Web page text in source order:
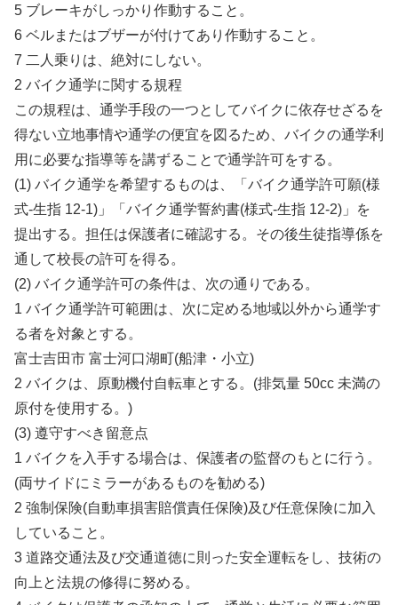
5 ブレーキがしっかり作動すること。
6 ベルまたはブザーが付けてあり作動すること。
7 二人乗りは、絶対にしない。
2 バイク通学に関する規程
この規程は、通学手段の一つとしてバイクに依存せざるを
得ない立地事情や通学の便宜を図るため、バイクの通学利
用に必要な指導等を講ずることで通学許可をする。
(1) バイク通学を希望するものは、「バイク通学許可願(様
式-生指 12-1)」「バイク通学誓約書(様式-生指 12-2)」を
提出する。担任は保護者に確認する。その後生徒指導係を
通して校長の許可を得る。
(2) バイク通学許可の条件は、次の通りである。
1 バイク通学許可範囲は、次に定める地域以外から通学す
る者を対象とする。
富士吉田市 富士河口湖町(船津・小立)
2 バイクは、原動機付自転車とする。(排気量 50cc 未満の
原付を使用する。)
(3) 遵守すべき留意点
1 バイクを入手する場合は、保護者の監督のもとに行う。
(両サイドにミラーがあるものを勧める)
2 強制保険(自動車損害賠償責任保険)及び任意保険に加入
していること。
3 道路交通法及び交通道徳に則った安全運転をし、技術の
向上と法規の修得に努める。